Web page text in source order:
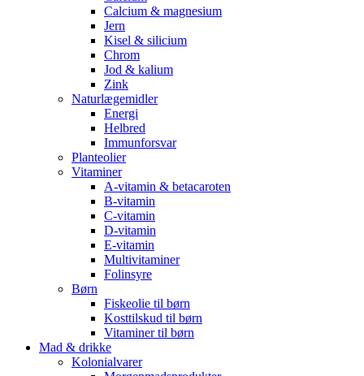
Calcium & magnesium
Jern
Kisel & silicium
Chrom
Jod & kalium
Zink
Naturlægemidler
Energi
Helbred
Immunforsvar
Planteolier
Vitaminer
A-vitamin & betacaroten
B-vitamin
C-vitamin
D-vitamin
E-vitamin
Multivitaminer
Folinsyre
Børn
Fiskeolie til børn
Kosttilskud til børn
Vitaminer til børn
Mad & drikke
Kolonialvarer